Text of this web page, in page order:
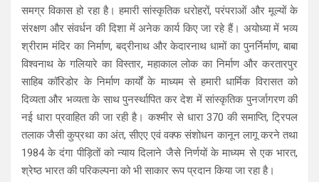
समग्र विकास हो रहा है। हमारी सांस्कृतिक धरोहरों, परंपराओं और मूल्यों के
संरक्षण और संवर्धन की दिशा में अनेक कार्य किए जा रहे हैं। अयोध्या में भव्य
श्रीराम मंदिर का निर्माण, बद्रीनाथ और केदारनाथ धामों का पुनर्निर्माण, बाबा
विश्वनाथ के गलियारे का विस्तार, महाकाल लोक का निर्माण और करतारपुर
साहिब कॉरिडोर के निर्माण कार्यों के माध्यम से हमारी धार्मिक विरासत को
दिव्यता और भव्यता के साथ पुनर्स्थापित कर देश में सांस्कृतिक पुनर्जागरण की
नई धारा प्रवाहित की जा रही है। कश्मीर से धारा 370 की समाप्ति, ट्रिपल
तलाक जैसी कुप्रथा का अंत, सीएए एवं वक्फ संशोधन कानून लागू करने तथा
1984 के दंगा पीड़ितों को न्याय दिलाने जैसे निर्णयों के माध्यम से एक भारत,
श्रेष्ठ भारत की परिकल्पना को भी साकार रूप प्रदान किया जा रहा है।